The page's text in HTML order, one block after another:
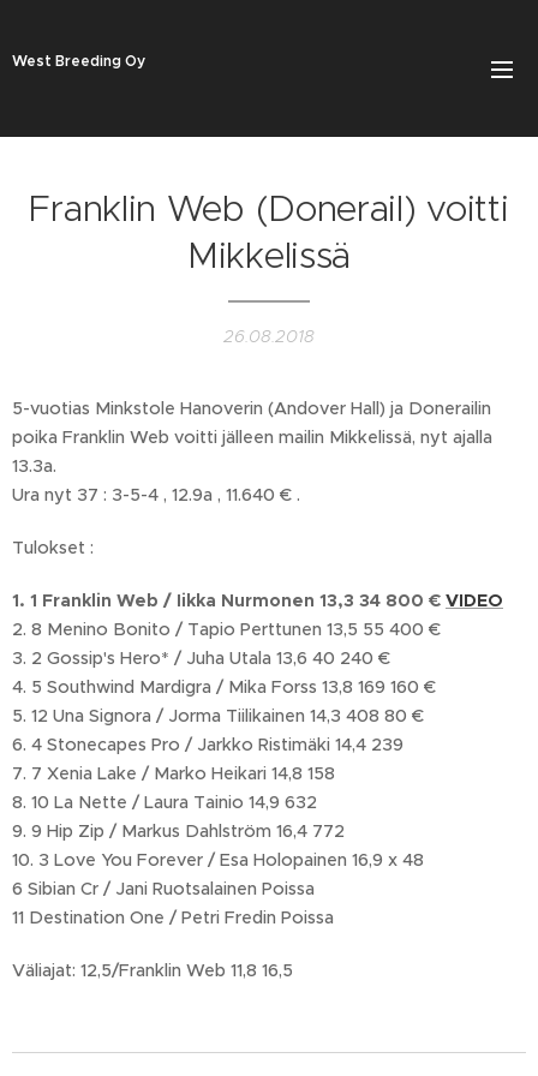
West Breeding Oy
Franklin Web (Donerail) voitti
Mikkelissä
26.08.2018
5-vuotias Minkstole Hanoverin (Andover Hall) ja Donerailin
poika Franklin Web voitti jälleen mailin Mikkelissä, nyt ajalla
13.3a.
Ura nyt 37 : 3-5-4 , 12.9a , 11.640 € .
Tulokset :
1. 1 Franklin Web / Iikka Nurmonen 13,3 34 800 € VIDEO
2. 8 Menino Bonito / Tapio Perttunen 13,5 55 400 €
3. 2 Gossip's Hero* / Juha Utala 13,6 40 240 €
4. 5 Southwind Mardigra / Mika Forss 13,8 169 160 €
5. 12 Una Signora / Jorma Tiilikainen 14,3 408 80 €
6. 4 Stonecapes Pro / Jarkko Ristimäki 14,4 239
7. 7 Xenia Lake / Marko Heikari 14,8 158
8. 10 La Nette / Laura Tainio 14,9 632
9. 9 Hip Zip / Markus Dahlström 16,4 772
10. 3 Love You Forever / Esa Holopainen 16,9 x 48
6 Sibian Cr / Jani Ruotsalainen Poissa
11 Destination One / Petri Fredin Poissa
Väliajat: 12,5/Franklin Web 11,8 16,5